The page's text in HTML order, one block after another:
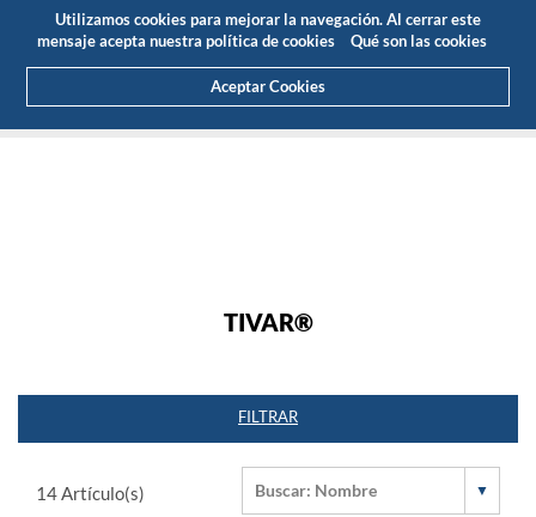
Utilizamos cookies para mejorar la navegación. Al cerrar este
mensaje acepta nuestra política de cookies
Qué son las cookies
Aceptar Cookies
Área Cliente
Presupuesto(0)
TIVAR®
FILTRAR
14Artículo(s)